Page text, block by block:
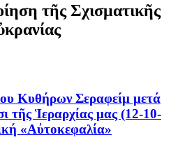
τῆς Σχισματικῆς
Κυθήρων Σεραφείμ μετά
τῆς Ἱεραρχίας μας (12-10-
«Αὐτοκεφαλία»